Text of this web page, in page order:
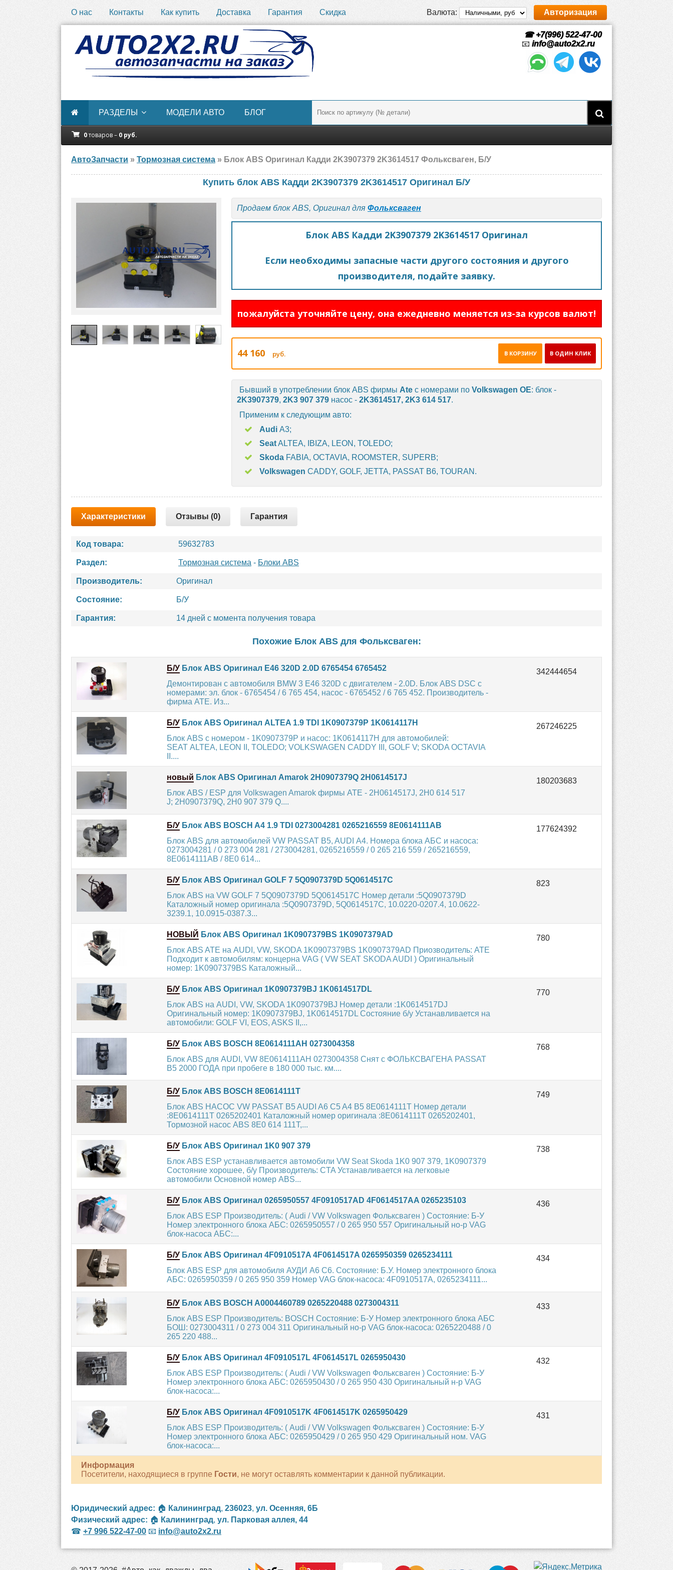
О нас Контакты Как купить Доставка Гарантия Скидка Валюта: Авторизация
☎ +7(996) 522-47-00
📧 info@auto2x2.ru
РАЗДЕЛЫ МОДЕЛИ АВТО БЛОГ
0товаров – 0 руб.
АвтоЗапчасти » Тормозная система » Блок ABS Оригинал Кадди 2K3907379 2K3614517 Фольксваген, Б/У
Купить блок ABS Кадди 2K3907379 2K3614517 Оригинал Б/У
Продаем блок ABS, Оригинал для Фольксваген
Блок ABS Кадди 2K3907379 2K3614517 Оригинал
Если необходимы запасные части другого состояния и другого
производителя, подайте заявку.
пожалуйста уточняйте цену, она ежедневно меняется из-за курсов валют!
44 160 руб. В ОДИН КЛИК
В КОРЗИНУ
Бывший в употреблении блок ABS фирмы Ate с номерами по Volkswagen OE: блок -
2K3907379, 2K3 907 379 насос - 2K3614517, 2K3 614 517.
Применим к следующим авто:
Audi A3;
SeatALTEA, IBIZA, LEON, TOLEDO;
Skoda FABIA, OCTAVIA, ROOMSTER, SUPERB;
Volkswagen CADDY, GOLF, JETTA, PASSAT B6, TOURAN.
Характеристики Отзывы (0) Гарантия
Код товара: 59632783
Раздел: Тормозная система - Блоки ABS
Производитель: Оригинал
Состояние: Б/У
Гарантия: 14 дней с момента получения товара
Похожие Блок ABS для Фольксваген:
Б/У Блок ABS Оригинал E46 320D 2.0D 6765454 6765452
Демонтирован с автомобиля BMW 3 E46 320D с двигателем - 2.0D. Блок ABS DSC с
номерами: эл. блок - 6765454 / 6 765 454, насос - 6765452 / 6 765 452. Производитель -
фирма ATE. Из...
Б/У Блок ABS Оригинал ALTEA 1.9 TDI 1K0907379P 1K0614117H
Блок ABS с номером - 1K0907379P и насос: 1K0614117H для автомобилей:
SEAT ALTEA, LEON II, TOLEDO; VOLKSWAGEN CADDY III, GOLF V; SKODA OCTAVIA
II....
новый Блок ABS Оригинал Amarok 2H0907379Q 2H0614517J
Блок ABS / ESP для Volkswagen Amarok фирмы ATE - 2H0614517J, 2H0 614 517
J; 2H0907379Q, 2H0 907 379 Q....
Б/У Блок ABS BOSCH A4 1.9 TDI 0273004281 0265216559 8E0614111AB
Блок ABS для автомобилей VW PASSAT B5, AUDI A4. Номера блока АБС и насоса:
0273004281 / 0 273 004 281 / 273004281, 0265216559 / 0 265 216 559 / 265216559,
8E0614111AB / 8E0 614...
Б/У Блок ABS Оригинал GOLF 7 5Q0907379D 5Q0614517C
Блок ABS на VW GOLF 7 5Q0907379D 5Q0614517C Номер детали :5Q0907379D
Каталожный номер оригинала :5Q0907379D, 5Q0614517C, 10.0220-0207.4, 10.0622-
3239.1, 10.0915-0387.3...
НОВЫЙ Блок ABS Оригинал 1K0907379BS 1K0907379AD
Блок ABS ATE на AUDI, VW, SKODA 1K0907379BS 1K0907379AD Приозводитель: ATE
Подходит к автомобилям: концерна VAG ( VW SEAT SKODA AUDI ) Оригинальный
номер: 1K0907379BS Каталожный...
Б/У Блок ABS Оригинал 1K0907379BJ 1K0614517DL
Блок ABS на AUDI, VW, SKODA 1K0907379BJ Номер детали :1K0614517DJ
Оригинальный номер: 1K0907379BJ, 1K0614517DL Состояние б/у Устанавливается на
автомобили: GOLF VI, EOS, ASKS II,...
Б/У Блок ABS BOSCH 8E0614111AH 0273004358
Блок ABS для AUDI, VW 8E0614111AH 0273004358 Снят с ФОЛЬКСВАГЕНА PASSAT
B5 2000 ГОДА при пробеге в 180 000 тыс. км....
Б/У Блок ABS BOSCH 8E0614111T
Блок ABS НАСОС VW PASSAT B5 AUDI A6 C5 A4 B5 8E0614111T Номер детали
:8E0614111T 0265202401 Каталожный номер оригинала :8E0614111T 0265202401,
Тормозной насос ABS 8E0 614 111T,...
Б/У Блок ABS Оригинал 1K0 907 379
Блок ABS ESP устанавливается автомобили VW Seat Skoda 1K0 907 379, 1K0907379
Состояние хорошее, б/у Производитель: CTA Устанавливается на легковые
автомобили Основной номер ABS...
Б/У Блок ABS Оригинал 0265950557 4F0910517AD 4F0614517AA 0265235103
Блок ABS ESP Производитель: ( Audi / VW Volkswagen Фольксваген ) Состояние: Б-У
Номер электронного блока АБС: 0265950557 / 0 265 950 557 Оригинальный но-р VAG
блок-насоса АБС:...
Б/У Блок ABS Оригинал 4F0910517A 4F0614517A 0265950359 0265234111
Блок ABS ESP для автомобиля АУДИ A6 C6. Состояние: Б.У. Номер электронного блока
АБС: 0265950359 / 0 265 950 359 Номер VAG блок-насоса: 4F0910517A, 0265234111...
Б/У Блок ABS BOSCH A0004460789 0265220488 0273004311
Блок ABS ESP Производитель: BOSCH Состояние: Б-У Номер электронного блока АБС
БОШ: 0273004311 / 0 273 004 311 Оригинальный но-р VAG блок-насоса: 0265220488 / 0
265 220 488...
Б/У Блок ABS Оригинал 4F0910517L 4F0614517L 0265950430
Блок ABS ESP Производитель: ( Audi / VW Volkswagen Фольксваген ) Состояние: Б-У
Номер электронного блока АБС: 0265950430 / 0 265 950 430 Оригинальный н-р VAG
блок-насоса:...
Б/У Блок ABS Оригинал 4F0910517K 4F0614517K 0265950429
Блок ABS ESP Производитель: ( Audi / VW Volkswagen Фольксваген ) Состояние: Б-У
Номер электронного блока АБС: 0265950429 / 0 265 950 429 Оригинальный ном. VAG
блок-насоса:...
Информация
Посетители, находящиеся в группе Гости, не могут оставлять комментарии к данной публикации.
Юридический адрес: 🏠 Калининград, 236023, ул. Осенняя, 6Б
Физический адрес: 🏠 Калининград, ул. Парковая аллея, 44
☎ +7 996 522-47-00 📧 info@auto2x2.ru